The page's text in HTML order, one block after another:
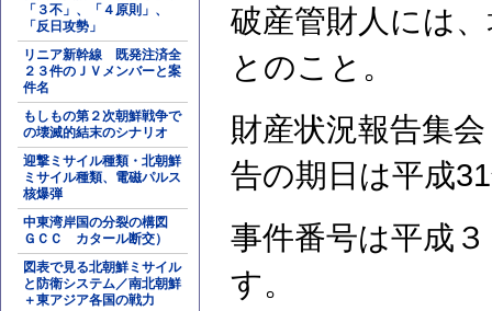
「３不」、「４原則」、
「反日攻勢」
リニア新幹線 既発注済全
２３件のＪＶメンバーと案
件名
もしもの第２次朝鮮戦争で
の壊滅的結末のシナリオ
迎撃ミサイル種類・北朝鮮
ミサイル種類、電磁パルス
核爆弾
中東湾岸国の分裂の構図
ＧＣＣ カタール断交）
図表で見る北朝鮮ミサイル
と防衛システム／南北朝鮮
＋東アジア各国の戦力
破産管財人には
とのこと。
財産状況報告集
告の期日は平成
事件番号は平成
す。